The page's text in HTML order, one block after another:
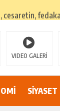
YARGI
İnönü Parkı
VIDEO GALERİ
SİYASET